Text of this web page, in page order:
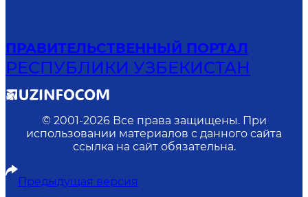
ПРАВИТЕЛЬСТВЕННЫЙ ПОРТАЛ
РЕСПУБЛИКИ УЗБЕКИСТАН
© 2001-2026 Все права защищены. При
использовании материалов с данного сайта
ссылка на сайт обязательна.
Предыдущая версия